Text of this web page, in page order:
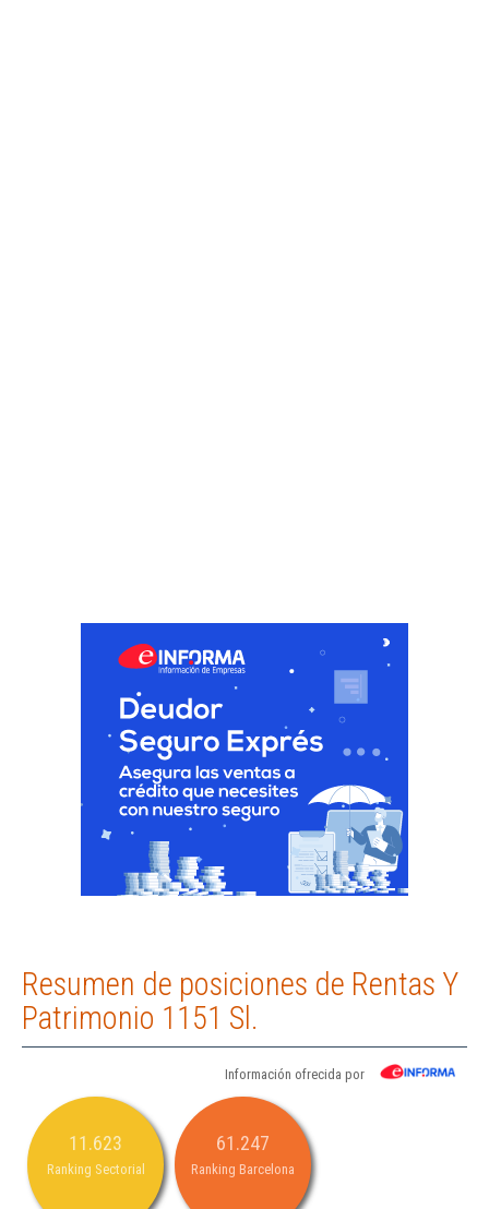
Resumen de posiciones de Rentas Y
Patrimonio 1151 Sl.
Información ofrecida por
11.623
Ranking Sectorial
61.247
Ranking Barcelona